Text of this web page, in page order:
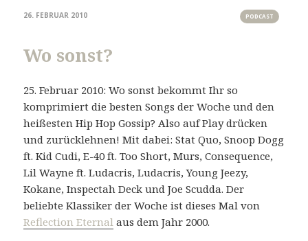
26. FEBRUAR 2010 PODCAST
Wo sonst?
25. Februar 2010: Wo sonst bekommt Ihr so
komprimiert die besten Songs der Woche und den
heißesten Hip Hop Gossip? Also auf Play drücken
und zurücklehnen! Mit dabei: Stat Quo, Snoop Dogg
ft. Kid Cudi, E-40 ft. Too Short, Murs, Consequence,
Lil Wayne ft. Ludacris, Ludacris, Young Jeezy,
Kokane, Inspectah Deck und Joe Scudda. Der
beliebte Klassiker der Woche ist dieses Mal von
Reflection Eternal aus dem Jahr 2000.